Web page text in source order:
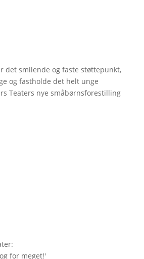
det smilende og faste støttepunkt,
og fastholde det helt unge
Teaters nye småbørnsforestilling
:
for meget!'